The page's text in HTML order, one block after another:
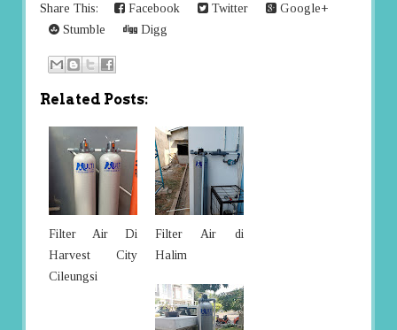
Share This: Facebook Twitter
Google+
Stumble
Digg
Related Posts:
Filter Air Di
Harvest City
Cileungsi
Filter Air di
Halim